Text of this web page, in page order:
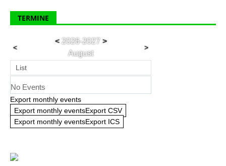
TERMINE
<
<2026-2027 >
August
>
List
No Events
Export monthly events
Export monthly eventsExport CSV
Export monthly eventsExport ICS